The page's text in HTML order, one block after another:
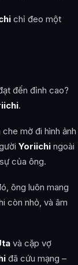
chỉ đeo một
đến đỉnh cao?
.
mờ đi hình ảnh
Yoriichi ngoài
của ông.
ông luôn mang
còn nhỏ, và âm
và cặp vợ
đã cứu mạng –